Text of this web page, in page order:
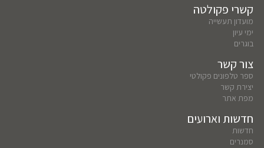
קשרי פקולטה
מועדון תעשייה
ימי עיון
בוגרים
צור קשר
ספר טלפונים פקולטי
יצירת קשר
מפת אתר
חדשות וארועים
חדשות
סמנרים